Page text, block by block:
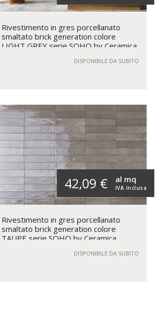
Rivestimento in gres porcellanato
smaltato brick generation colore
LIGHT GREY serie SOHO by Ceramica
DISPONIBILE DA SUBITO
42,09 € IVA inclusa
al mq
Rivestimento in gres porcellanato
smaltato brick generation colore
TAUPE serie SOHO by Ceramica
DISPONIBILE DA SUBITO